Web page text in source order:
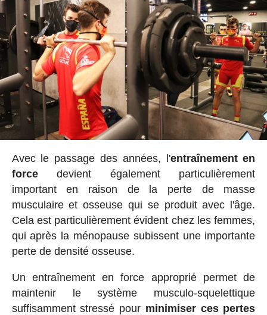
Avec le passage des années, l'entraînement en
forcedevient également particulièrement
important en raison de la perte de masse
musculaire et osseuse qui se produit avec l'âge.
Cela est particulièrement évident chez les femmes,
qui après la ménopause subissent une importante
perte de densité osseuse.
Un entraînement en force approprié permet de
maintenir le système musculo-squelettique
suffisamment stressé pour minimiser ces pertes